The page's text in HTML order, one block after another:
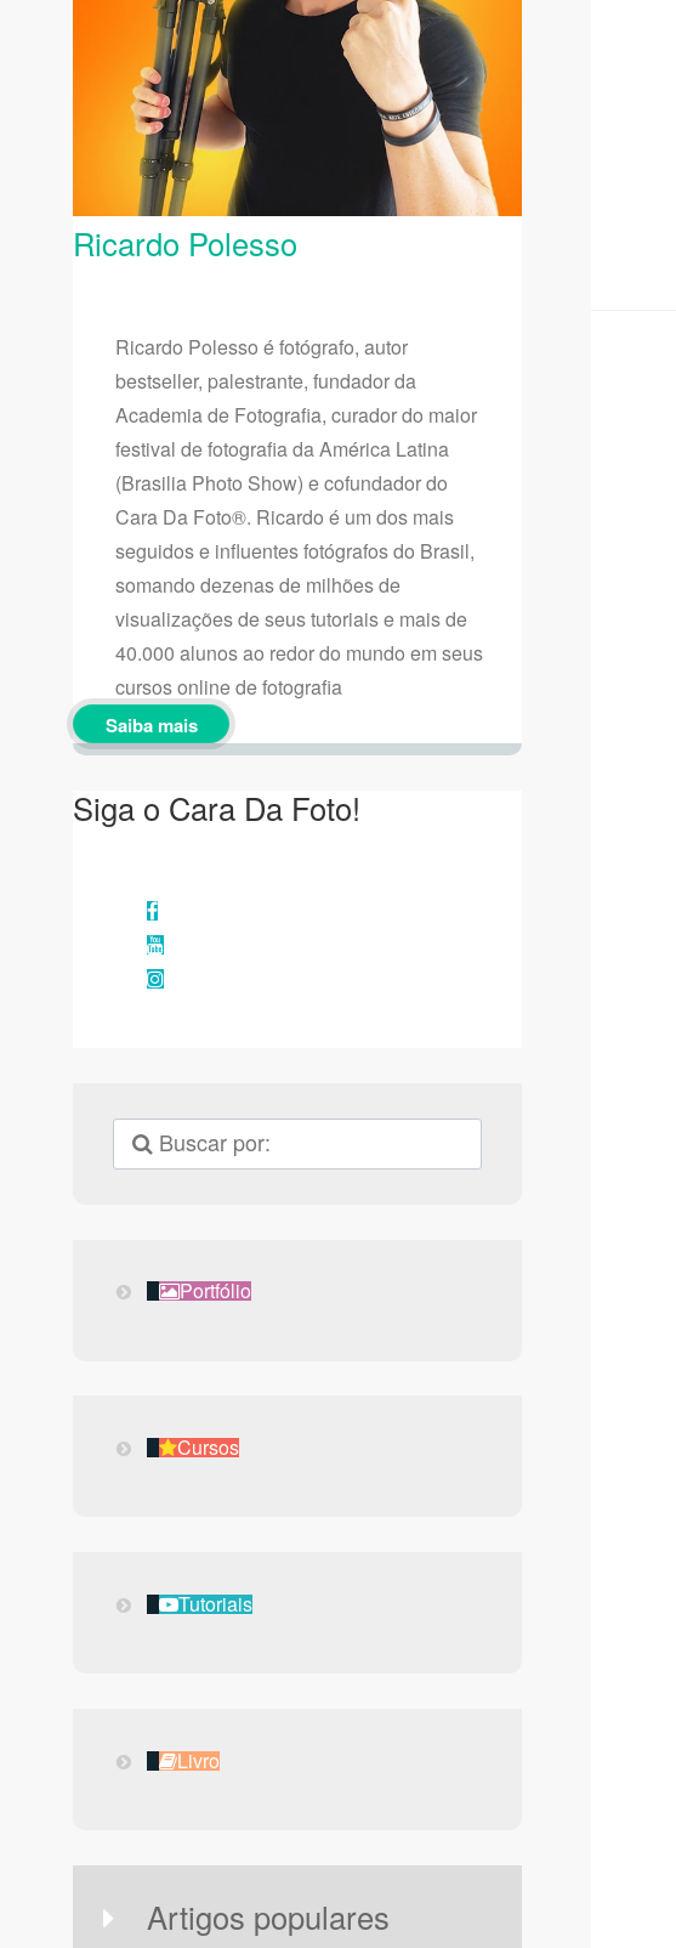
Ricardo Polesso
Ricardo Polesso é fotógrafo, autor
bestseller, palestrante, fundador da
Academia de Fotografia, curador do maior
festival de fotografia da América Latina
(Brasilia Photo Show) e cofundador do
Cara Da Foto®. Ricardo é um dos mais
seguidos e influentes fotógrafos do Brasil,
somando dezenas de milhões de
visualizações de seus tutoriais e mais de
40.000 alunos ao redor do mundo em seus
cursos online de fotografia
Saiba mais
Siga o Cara Da Foto!
Facebook
YouTube
Instagram
PortfólioPortfólio
CursosCursos
TutoriaisTutoriais
LivroLivro
Artigos populares